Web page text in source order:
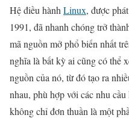
Hệ điều hành Linux, được
1991, đã nhanh chóng trở
mã nguồn mở phổ biến nhất
nghĩa là bất kỳ ai cũng có thể
nguồn của nó, từ đó tạo ra
nhau, phù hợp với các nhu
không chỉ đơn thuần là một